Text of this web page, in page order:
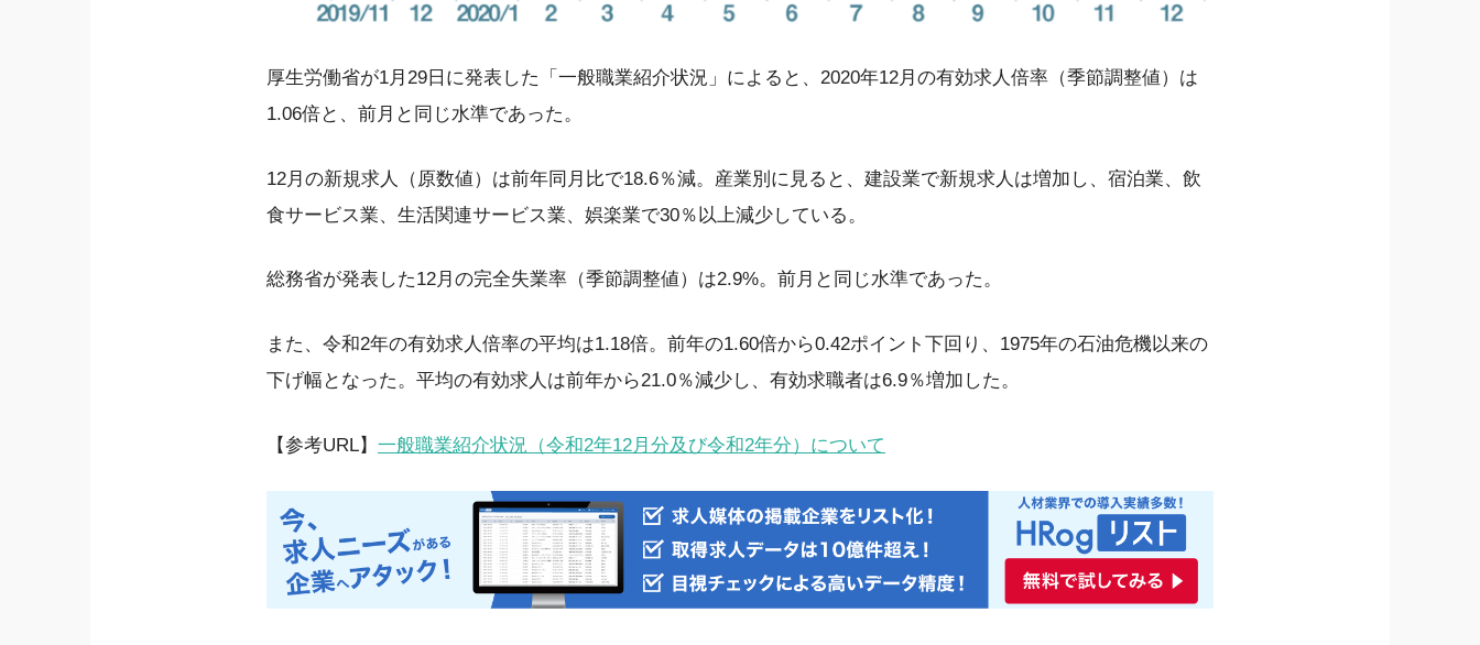
厚生労働省が1月29日に発表した「一般職業紹介状況」によると、2020年12月の有効求人倍率（季節調整値）は
1.06倍と、前月と同じ水準であった。
12月の新規求人（原数値）は前年同月比で18.6％減。産業別に見ると、建設業で新規求人は増加し、宿泊業、飲
食サービス業、生活関連サービス業、娯楽業で30％以上減少している。
総務省が発表した12月の完全失業率（季節調整値）は2.9%。前月と同じ水準であった。
また、令和2年の有効求人倍率の平均は1.18倍。前年の1.60倍から0.42ポイント下回り、1975年の石油危機以来の
下げ幅となった。平均の有効求人は前年から21.0％減少し、有効求職者は6.9％増加した。
【参考URL】 一般職業紹介状況（令和2年12月分及び令和2年分）について